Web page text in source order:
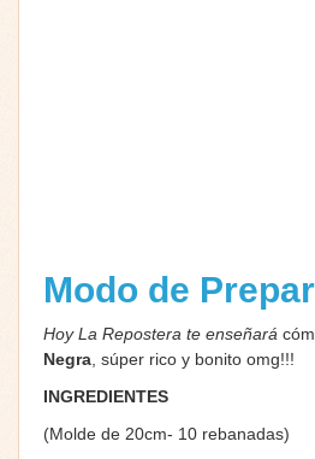
Modo de
Hoy La Repostera te enseñará
Negra , súper rico y bonito omg!!!
INGREDIENTES
(Molde de 20cm- 10 rebanadas)